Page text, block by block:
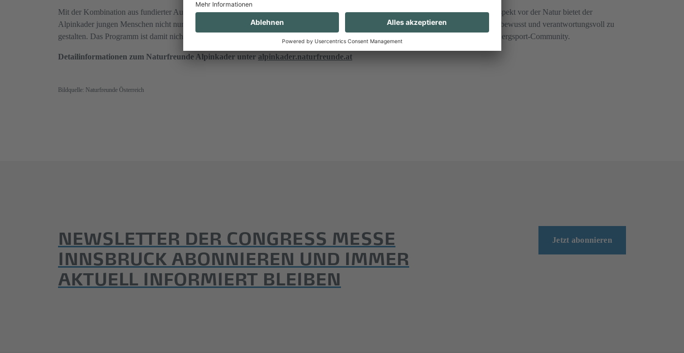
Mit der Kombination aus fundierter Ausbildung, unvergesslichen Erlebnissen und der Vermittlung von Werten wie Nachhaltigkeit und Respekt vor der Natur bietet der
Alpinkader jungen Menschen nicht nur die Möglichkeit, Spitzenleistungen am Berg zu erreichen, sondern auch, ihre Rolle im Alpinismus bewusst und verantwortungsvoll zu
gestalten. Das Programm ist damit nicht nur ein Sprungbrett für individuelle Karrierewege, sondern ein wichtiger Impuls für die gesamte Bergsport-Community.
Detailinformationen zum Naturfreunde Alpinkader unter alpinkader.naturfreunde.at
Bildquelle: Naturfreunde Österreich
NEWSLETTER DER CONGRESS MESSE
INNSBRUCK ABONNIEREN UND IMMER
AKTUELL INFORMIERT BLEIBEN
Jetzt abonnieren